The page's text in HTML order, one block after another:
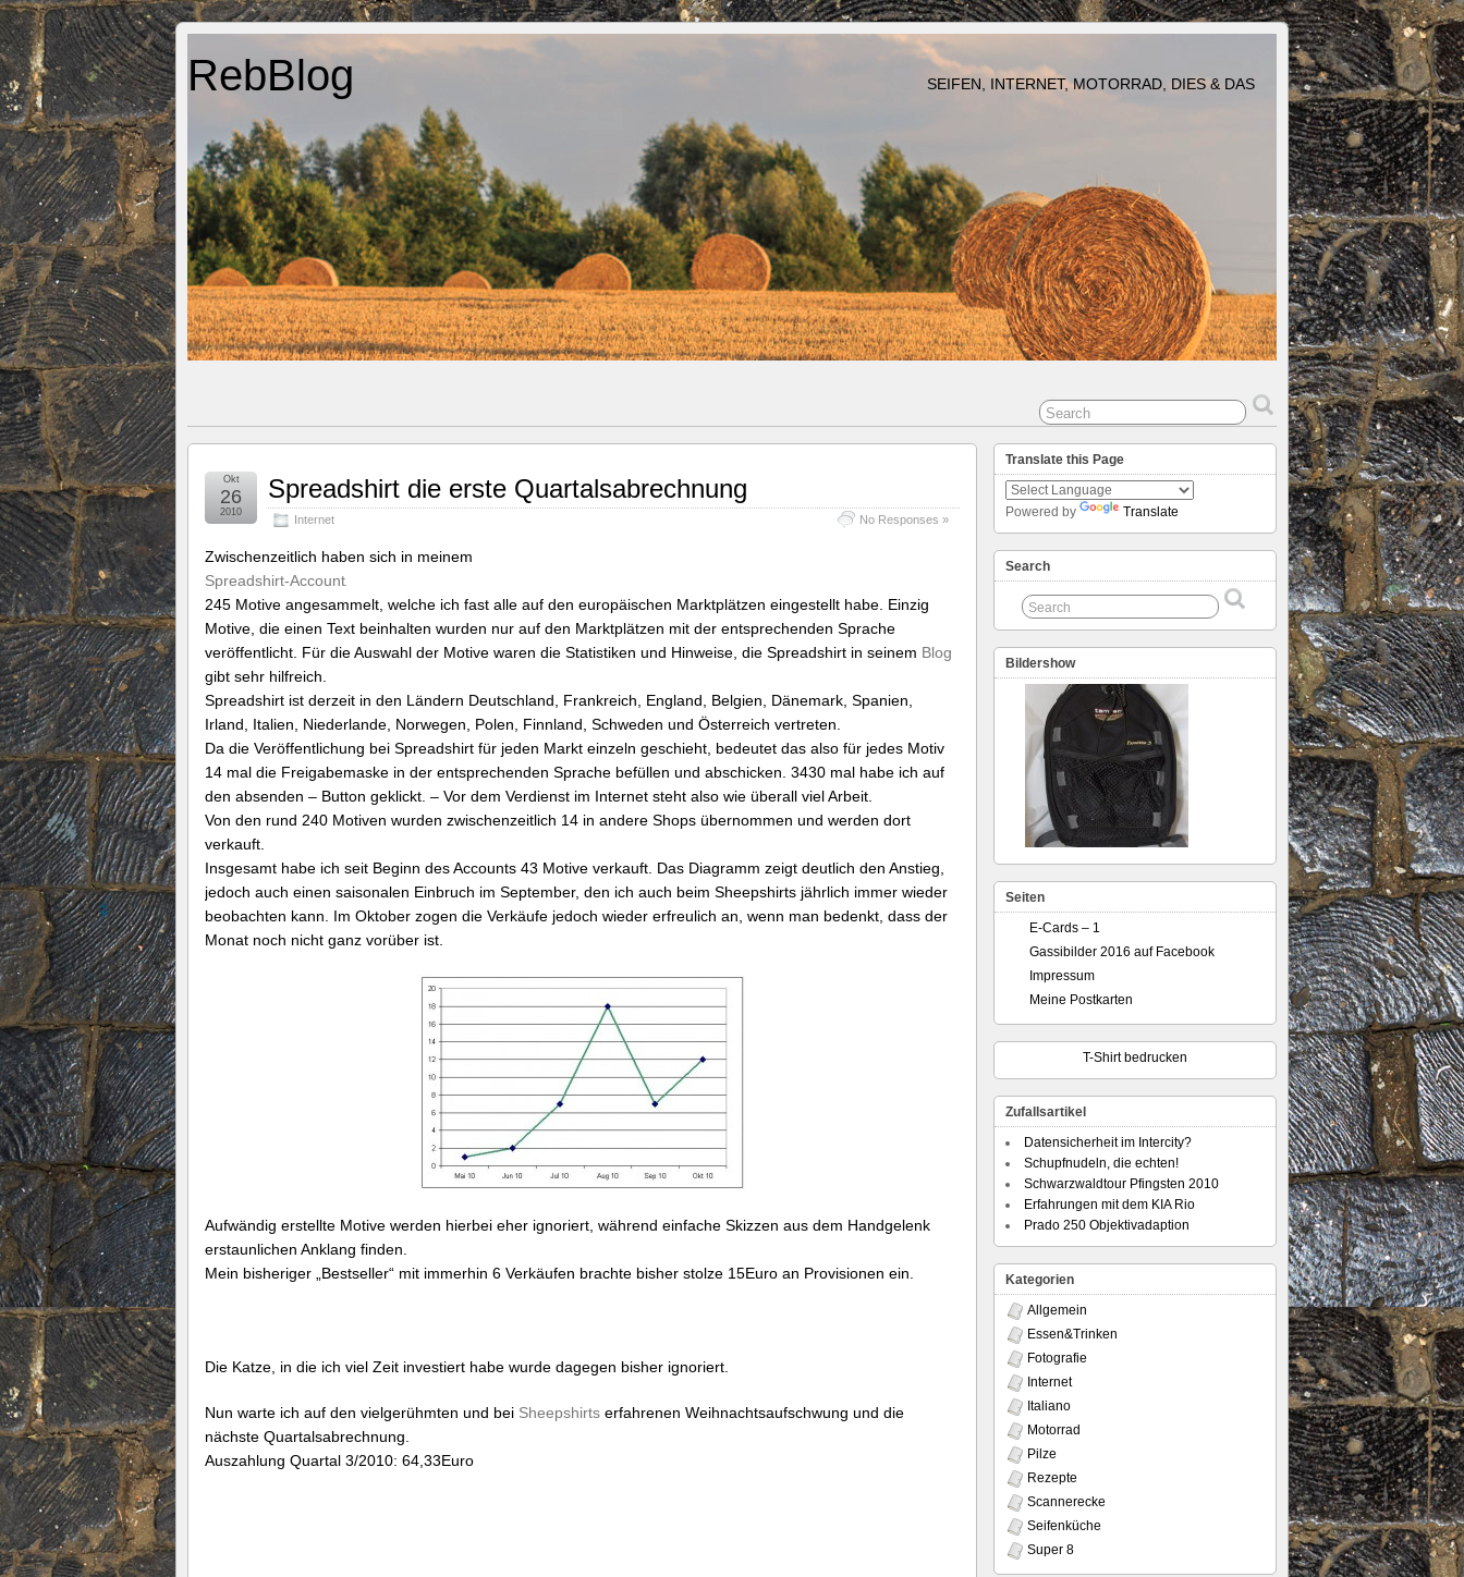
RebBlog SEIFEN, INTERNET, MOTORRAD, DIES & DAS
Spreadshirt die erste Quartalsabrechnung
Internet No Responses »
Okt
26
2010
Zwischenzeitlich haben sich in meinem
Spreadshirt-Account
245 Motive angesammelt, welche ich fast alle auf den europäischen Marktplätzen eingestellt habe. Einzig
Motive, die einen Text beinhalten wurden nur auf den Marktplätzen mit der entsprechenden Sprache
veröffentlicht. Für die Auswahl der Motive waren die Statistiken und Hinweise, die Spreadshirt in seinem Blog
gibt sehr hilfreich.
Spreadshirt ist derzeit in den Ländern Deutschland, Frankreich, England, Belgien, Dänemark, Spanien,
Irland, Italien, Niederlande, Norwegen, Polen, Finnland, Schweden und Österreich vertreten.
Da die Veröffentlichung bei Spreadshirt für jeden Markt einzeln geschieht, bedeutet das also für jedes Motiv
14 mal die Freigabemaske in der entsprechenden Sprache befüllen und abschicken. 3430 mal habe ich auf
den absenden – Button geklickt. – Vor dem Verdienst im Internet steht also wie überall viel Arbeit.
Von den rund 240 Motiven wurden zwischenzeitlich 14 in andere Shops übernommen und werden dort
verkauft.
Insgesamt habe ich seit Beginn des Accounts 43 Motive verkauft. Das Diagramm zeigt deutlich den Anstieg,
jedoch auch einen saisonalen Einbruch im September, den ich auch beim Sheepshirts jährlich immer wieder
beobachten kann. Im Oktober zogen die Verkäufe jedoch wieder erfreulich an, wenn man bedenkt, dass der
Monat noch nicht ganz vorüber ist.
Aufwändig erstellte Motive werden hierbei eher ignoriert, während einfache Skizzen aus dem Handgelenk
erstaunlichen Anklang finden.
Mein bisheriger „Bestseller“ mit immerhin 6 Verkäufen brachte bisher stolze 15Euro an Provisionen ein.
Die Katze, in die ich viel Zeit investiert habe wurde dagegen bisher ignoriert.
Nun warte ich auf den vielgerühmten und bei Sheepshirts erfahrenen Weihnachtsaufschwung und die
nächste Quartalsabrechnung.
Auszahlung Quartal 3/2010: 64,33Euro
Translate this Page
Powered by Translate
Search
Bildershow
Seiten
E-Cards – 1
Gassibilder 2016 auf Facebook
Impressum
Meine Postkarten
T-Shirt bedrucken
Zufallsartikel
Datensicherheit im Intercity?
Schupfnudeln, die echten!
Schwarzwaldtour Pfingsten 2010
Erfahrungen mit dem KIA Rio
Prado 250 Objektivadaption
Kategorien
Allgemein
Essen&Trinken
Fotografie
Internet
Italiano
Motorrad
Pilze
Rezepte
Scannerecke
Seifenküche
Super 8